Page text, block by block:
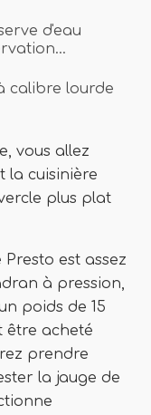
d'eau
calibre lourde
vous allez
la cuisinière
plus plat
est assez
à pression,
poids de 15
être acheté
prendre
la jauge de